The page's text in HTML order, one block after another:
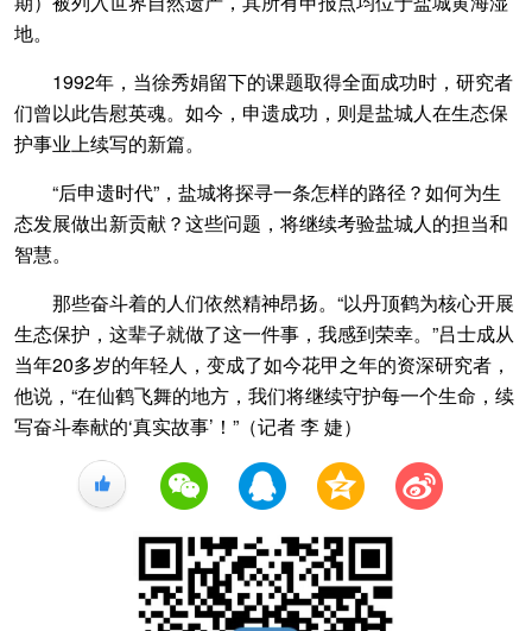
地。
1992年，当徐秀娟留下的课题取得全面成功时，研究者
们曾以此告慰英魂。如今，申遗成功，则是盐城人在生态保
护事业上续写的新篇。
“后申遗时代”，盐城将探寻一条怎样的路径？如何为生
态发展做出新贡献？这些问题，将继续考验盐城人的担当和
智慧。
那些奋斗着的人们依然精神昂扬。“以丹顶鹤为核心开展
生态保护，这辈子就做了这一件事，我感到荣幸。”吕士成从
当年20多岁的年轻人，变成了如今花甲之年的资深研究者，
他说，“在仙鹤飞舞的地方，我们将继续守护每一个生命，续
写奋斗奉献的‘真实故事’！”（记者 李 婕）
+1